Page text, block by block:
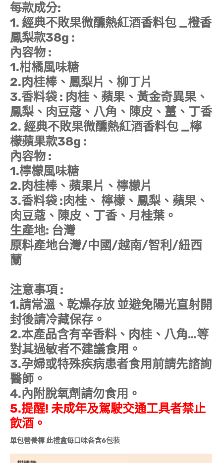
每款成分:
1. 經典不敗果微醺熱紅酒香料包 _橙香
鳳梨款38g :
內容物 :
1.柑橘風味糖
2.肉桂棒、鳳梨片、柳丁片
3.香料袋 : 肉桂、蘋果、黃金奇異果、
鳳梨、肉豆蔻、八角、陳皮、薑、丁香
2. 經典不敗果微醺熱紅酒香料包 _檸
檬蘋果款38g :
內容物 :
1.檸檬風味糖
2.肉桂棒、蘋果片、檸檬片
3.香料袋 :肉桂、 檸檬、鳳梨、蘋果、
肉豆蔻、陳皮、丁香、月桂葉。
生產地: 台灣
原料產地台灣/中國/越南/智利/紐西
蘭
注意事項 :
1.請常溫、乾燥存放 並避免陽光直射開
封後請冷藏保存。
2.本產品含有辛香料、肉桂、八角…等
對其過敏者不建議食用。
3.孕婦或特殊疾病患者食用前請先諮詢
醫師。
4.內附脫氧劑請勿食用。
5.提醒! 未成年及駕駛交通工具者禁止
飲酒。
單包營養標 此禮盒每口味各含6包裝